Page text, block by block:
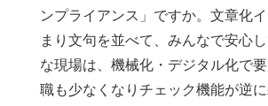
ンプライアンス」ですか。文章化
まり文句を並べて、みんなで安心
な現場は、機械化・デジタル化で
職も少なくなりチェック機能が逆